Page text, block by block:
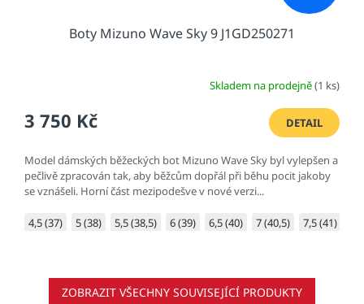
Boty Mizuno Wave Sky 9 J1GD250271
Skladem na prodejně(1 ks)
3 750 Kč DETAIL
Model dámských běžeckých bot Mizuno Wave Sky byl vylepšen a
pečlivě zpracován tak, aby běžcům dopřál při běhu pocit jakoby
se vznášeli. Horní část mezipodešve v nové verzi...
4,5 (37) 5 (38) 5,5 (38,5) 6 (39) 6,5 (40) 7 (40,5) 7,5 (41)
ZOBRAZIT VŠECHNY SOUVISEJÍCÍ PRODUKTY